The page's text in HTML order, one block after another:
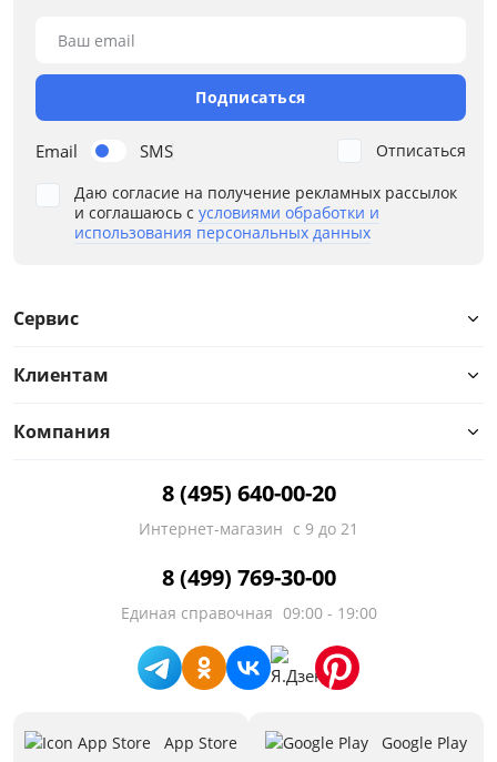
Email SMS
Ваш email
Подписаться
Даю согласие на получение рекламных рассылок
и соглашаюсь с условиями обработки и
использования персональных данных
Отписаться
Сервис
Клиентам
Компания
8 (495) 640-00-20
Интернет-магазин с 9 до 21
8 (499) 769-30-00
Единая справочная 09:00 - 19:00
App Store Google Play